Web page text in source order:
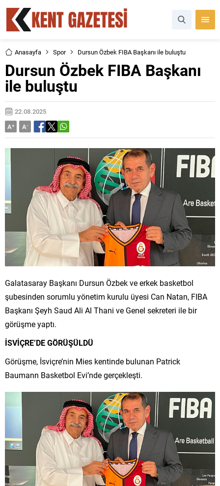
Anasayfa Spor Dursun Özbek FIBA Başkanı ile buluştu
Dursun Özbek FIBA Başkanı
ile buluştu
22.08.2025
A+ A-
Galatasaray Başkanı Dursun Özbek ve erkek basketbol
şubesinden sorumlu yönetim kurulu üyesi Can Natan, FIBA
Başkanı Şeyh Saud Ali Al Thani ve Genel sekreteri ile bir
görüşme yaptı.
İSVİÇRE’DE GÖRÜŞÜLDÜ
Görüşme, İsviçre’nin Mies kentinde bulunan Patrick
Baumann Basketbol Evi’nde gerçekleşti.